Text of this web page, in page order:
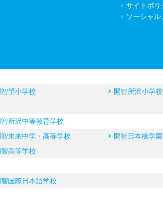
サイトポリ
ソーシャ
望小学校
開智所沢小学校
所沢中等教育学校
未来中学・高等学校
開智日本橋学
高等学校
国際日本語学校